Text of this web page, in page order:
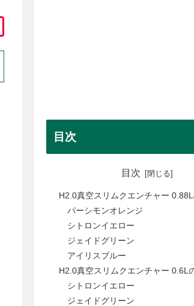
目次
目次
H2.0真空スリムクエンチャー
パーシモンオレンジ
シトロンイエロー
ジェイドグリーン
アイリスブルー
H2.0真空スリムクエンチャー 0.6L
シトロンイエロー
ジェイドグリーン